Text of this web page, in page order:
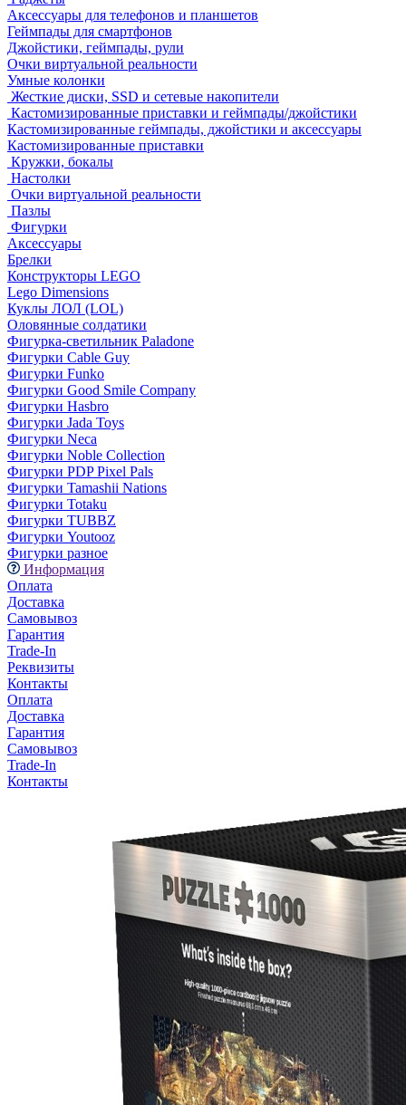
Аксессуары для телефонов и планшетов
Геймпады для смартфонов
Джойстики, геймпады, рули
Очки виртуальной реальности
Умные колонки
Жесткие диски, SSD и сетевые накопители
Кастомизированные приставки и геймпады/джойстики
Кастомизированные геймпады, джойстики и аксессуары
Кастомизированные приставки
Кружки, бокалы
Настолки
Очки виртуальной реальности
Пазлы
Фигурки
Аксессуары
Брелки
Конструкторы LEGO
Lego Dimensions
Куклы ЛОЛ (LOL)
Оловянные солдатики
Фигурка-светильник Paladone
Фигурки Cable Guy
Фигурки Funko
Фигурки Good Smile Company
Фигурки Hasbro
Фигурки Jada Toys
Фигурки Neca
Фигурки Noble Collection
Фигурки PDP Pixel Pals
Фигурки Tamashii Nations
Фигурки Totaku
Фигурки TUBBZ
Фигурки Youtooz
Фигурки разное
Информация
Оплата
Доставка
Самовывоз
Гарантия
Trade-In
Реквизиты
Контакты
Оплата
Доставка
Гарантия
Самовывоз
Trade-In
Контакты